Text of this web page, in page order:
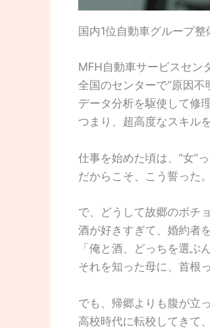
国内1位自動車グループ整
MFH自動車サービスセン
全国のセンターで“原因不
データ分析を駆使して修
つまり、超高度なスキル
仕事を始めた頃は、“女”
だからこそ、こう誓った
で、どうして故郷のボチ
酒が好きすぎて、婚約者
「俺と酒、どっちを選ぶ
それを知った母に、首根
でも、帰郷よりも腹が立
高校時代に転校してきて